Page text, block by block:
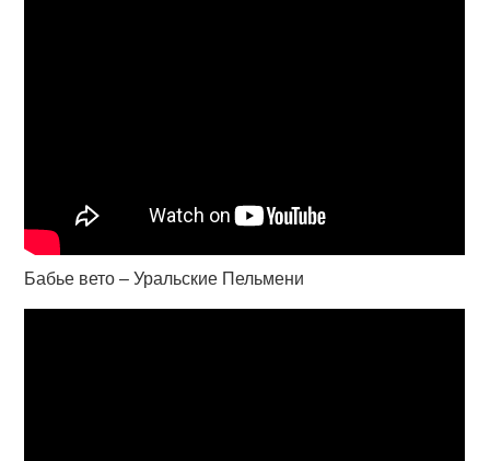
Бабье вето – Уральские Пельмени